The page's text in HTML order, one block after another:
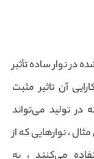
در نوار ساده تأثیر
آن تاثیر مثبت
در تولید می‌تواند
، نوارهایی که از